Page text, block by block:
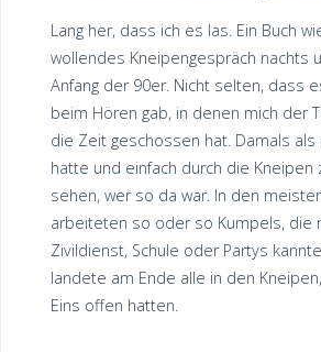
Lang her, dass ich es las. Ein Buch
wollendes Kneipengespräch nachts
Anfang der 90er. Nicht selten, dass
beim Hören gab, in denen mich der
die Zeit geschossen hat. Damals als
hatte und einfach durch die Kneipen
sehen, wer so da war. In den
arbeiteten so oder so Kumpels, die
Zivildienst, Schule oder Partys
landete am Ende alle in den
Eins offen hatten.